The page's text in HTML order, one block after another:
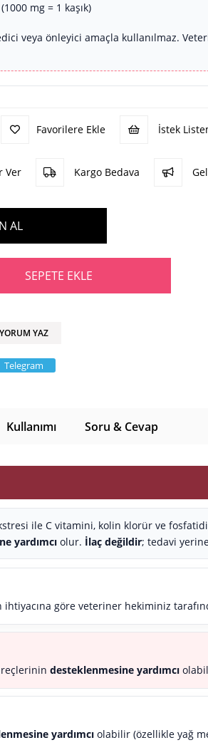
mg = 1 kaşık)
veya önleyici amaçla kullanılmaz.
Favorilere Ekle İstek
Ver Kargo Bedava
YORUM YAZ
Telegram
Kullanımı Soru & Cevap
ile C vitamini, kolin klorür ve
yardımcı olur. İlaç değildir; tedavi
göre veteriner hekiminiz
desteklenmesine yardımcı
yardımcı olabilir (özellikle yağ